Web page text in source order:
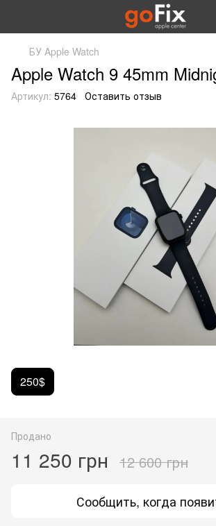
БУ Apple Watch
Apple Watch 9 45mm
Артикул: 5764 Оставить отзыв
250$
Продано
11 250 грн 12 600 грн
Сообщить, когда